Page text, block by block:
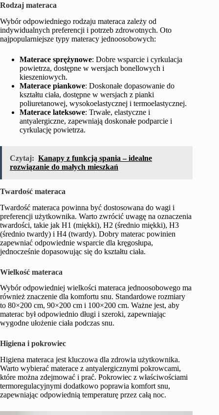
Rodzaj materaca
Wybór odpowiedniego rodzaju materaca zależy od
indywidualnych preferencji i potrzeb zdrowotnych. Oto
najpopularniejsze typy materacy jednoosobowych:
Materace sprężynowe: Dobre wsparcie i cyrkulacja
powietrza, dostępne w wersjach bonellowych i
kieszeniowych.
Materace piankowe: Doskonałe dopasowanie do
kształtu ciała, dostępne w wersjach z pianki
poliuretanowej, wysokoelastycznej i termoelastycznej.
Materace lateksowe: Trwałe, elastyczne i
antyalergiczne, zapewniają doskonałe podparcie i
cyrkulację powietrza.
Czytaj: Kanapy z funkcją spania – idealne
rozwiązanie do małych mieszkań
Twardość materaca
Twardość materaca powinna być dostosowana do wagi i
preferencji użytkownika. Warto zwrócić uwagę na oznaczenia
twardości, takie jak H1 (miękki), H2 (średnio miękki), H3
(średnio twardy) i H4 (twardy). Dobry materac powinien
zapewniać odpowiednie wsparcie dla kręgosłupa,
jednocześnie dopasowując się do kształtu ciała.
Wielkość materaca
Wybór odpowiedniej wielkości materaca jednoosobowego ma
również znaczenie dla komfortu snu. Standardowe rozmiary
to 80×200 cm, 90×200 cm i 100×200 cm. Ważne jest, aby
materac był odpowiednio długi i szeroki, zapewniając
wygodne ułożenie ciała podczas snu.
Higiena i pokrowiec
Higiena materaca jest kluczowa dla zdrowia użytkownika.
Warto wybierać materace z antyalergicznymi pokrowcami,
które można zdejmować i prać. Pokrowiec z właściwościami
termoregulacyjnymi dodatkowo poprawia komfort snu,
zapewniając odpowiednią temperaturę przez całą noc.